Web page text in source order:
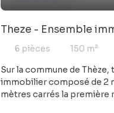
Theze - Ensemble
6 pièces 150 m²
Sur la commune de
immobilier composé de 2
mètres carrés la première